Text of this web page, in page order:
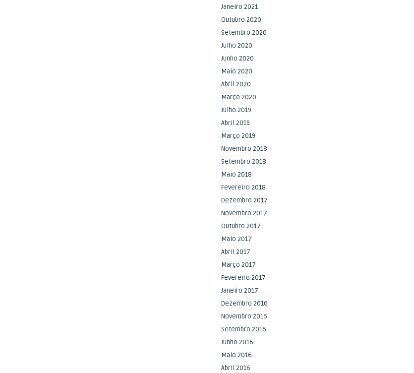
Janeiro 2021
Outubro 2020
Setembro 2020
Julho 2020
Junho 2020
Maio 2020
Abril 2020
Março 2020
Julho 2019
Abril 2019
Março 2019
Novembro 2018
Setembro 2018
Maio 2018
Fevereiro 2018
Dezembro 2017
Novembro 2017
Outubro 2017
Maio 2017
Abril 2017
Março 2017
Fevereiro 2017
Janeiro 2017
Dezembro 2016
Novembro 2016
Setembro 2016
Junho 2016
Maio 2016
Abril 2016